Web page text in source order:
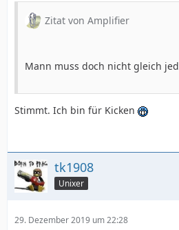
Zitat von Amplifier
Mann muss doch nicht gleich
Stimmt. Ich bin für Kicken
tk1908
Unixer
29. Dezember 2019 um 22:28